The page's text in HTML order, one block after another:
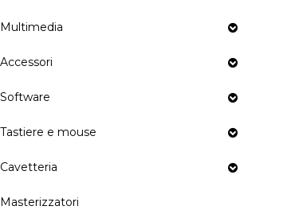
Multimedia
Accessori
Software
Tastiere e mouse
Cavetteria
Masterizzatori